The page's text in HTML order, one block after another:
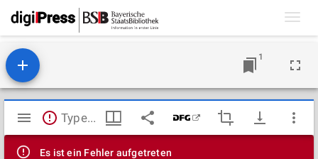
1
Mirador
Viewer
TypeError: Failed to fetch
Es ist ein Fehler aufgetreten